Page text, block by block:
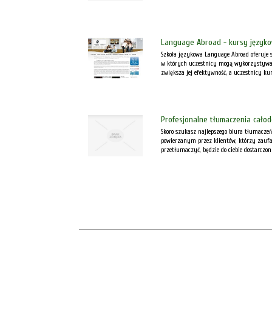
Language Abroad - kursy
Szkoła językowa Language Abroad
w których uczestnicy mogą
zwiększa jej efektywność, a uczestnicy
Profesjonalne tłumaczenia
Skoro szukasz najlepszego biura
powierzanym przez klientów, którzy
przetłumaczyć, będzie do ciebie